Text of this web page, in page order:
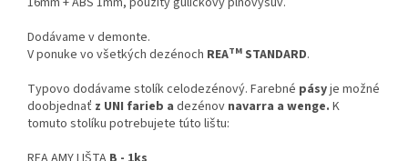
Dodávame v demonte.
V ponuke vo všetkých dezénoch REATM STANDARD.
Typovo dodávame stolík celodezénový. Farebné pásyje možné
doobjednať z UNI farieb a dezénov navarra a wenge. K
tomuto stolíku potrebujete túto lištu: